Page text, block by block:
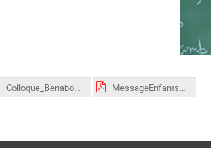
Colloque_Benabou_Poster_C.pdf MessageEnfantsBenabou.pdf